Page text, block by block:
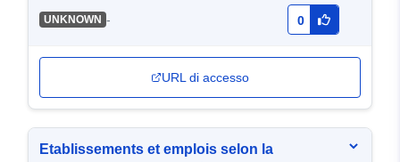
UNKNOWN - 0
URL di accesso
Etablissements et emplois selon la